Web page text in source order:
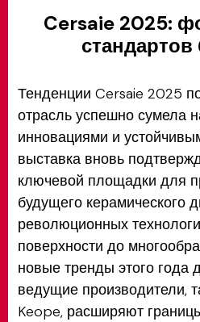
Cersaie 2025:
стандартов
Тенденции Cersaie 2025
отрасль успешно сумела
инновациями и
выставка вновь
ключевой площадки для
будущего керамического
революционных
поверхности до
новые тренды этого года
ведущие производители,
Keope, расширяют